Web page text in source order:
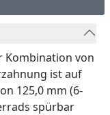
Kombination von
ist auf
125,0 mm (6-
spürbar